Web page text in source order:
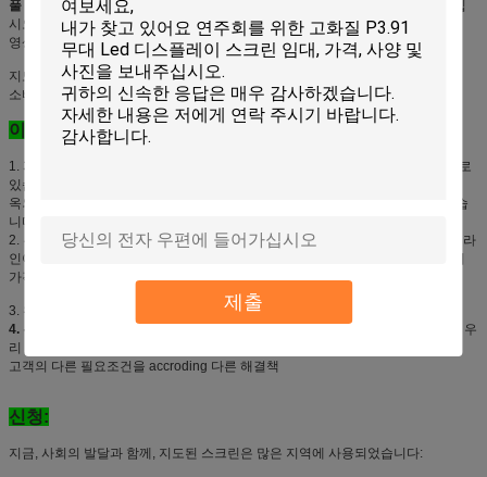
제출
풀 컬러:
1 지도한 램프, 우수한 색깔 성과에서 SMD3535 3를 채택하고 보여주십
시오
영상 베스트 및 현실의 내용
지도한 단위 및 장을 방수 처리하십시오; 쉬운 정비 & 임명; 관계되는 저출력
소비; 넓은 시야각
이점:
1. 지도된 7 년에는 공장을,
우리입니다 7 년간 지도한 스크린 제조자, 우리 안으로
있습니다 부유한 경험이
옥외와 실내 지도한 스크린, 우리는 질을 보장하고 이 기업에서, 공중 칭찬이 있습
니다
2. 우리가 공장이기 때문에,가격 우위성에는 그리고 우리는 몇몇 자동적인 생산 라
인이 있습니다, 우리는 축척 효과를 깨닫는 것을 가지고 있습니다, 그래서 우리의
가격은 동일한 수준에 중매인과 무역업자 보다는 더 낮은 5%-10%입니다
3. 완벽한 결과를 지키는 35명의 사람들의직업적인 판매 그리고 기술적인 팀
4. 우리의 신조: 마음에 있는 coustomers, 고객 요구를입니다 저희에게 기본적, 우
리 만듭니다
고객의 다른 필요조건을 accroding 다른 해결책
신청:
지금, 사회의 발달과 함께, 지도된 스크린은 많은 지역에 사용되었습니다: